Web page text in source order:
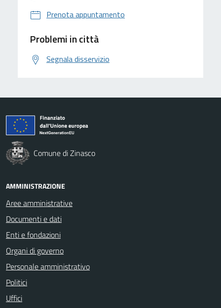
Prenota appuntamento
Problemi in città
Segnala disservizio
Comune di Zinasco
AMMINISTRAZIONE
Aree amministrative
Documenti e dati
Enti e fondazioni
Organi di governo
Personale amministrativo
Politici
Uffici